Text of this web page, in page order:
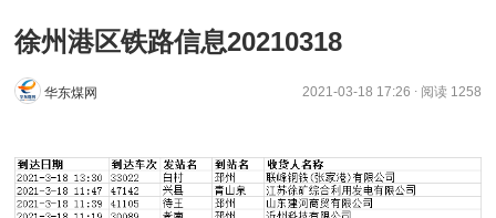
徐州港区铁路信息20210318
华东煤网 阅读 1258
.
2021-03-18 17:26